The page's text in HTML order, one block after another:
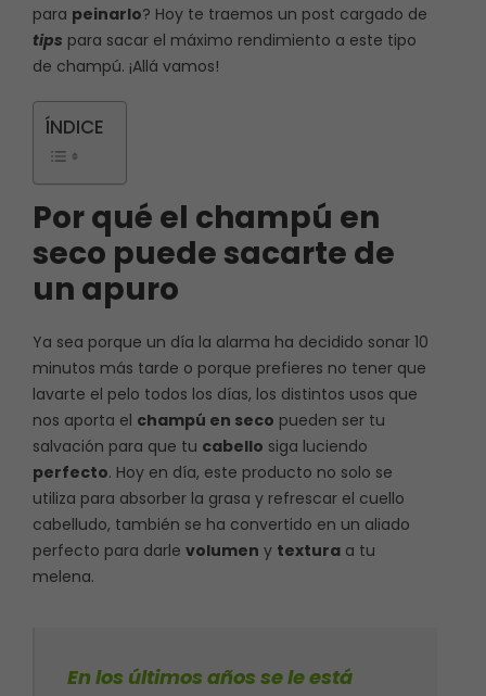
para peinarlo? Hoy te traemos un post cargado de
tips para sacar el máximo rendimiento a este tipo
de champú. ¡Allá vamos!
ÍNDICE
Por qué el champú en
seco puede sacarte de
un apuro
Ya sea porque un día la alarma ha decidido sonar 10
minutos más tarde o porque prefieres no tener que
lavarte el pelo todos los días, los distintos usos que
nos aporta el champú en seco pueden ser tu
salvación para que tu cabello siga luciendo
perfecto. Hoy en día, este producto no solo se
utiliza para absorber la grasa y refrescar el cuello
cabelludo, también se ha convertido en un aliado
perfecto para darle volumen y textura a tu
melena.
En los últimos años se le está